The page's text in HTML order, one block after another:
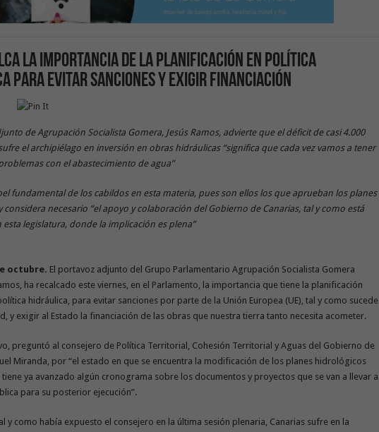
la importancia de la planificación en política
para evitar sanciones y exigir financiación
de Agrupación Socialista Gomera, Jesús Ramos, advierte que el déficit de casi 4.000
el archipiélago en inversión en obras hidráulicas “significa que cada vez vamos a tener
con el abastecimiento de agua”
fundamental de los cabildos en esta materia, pues son ellos los que aprueban los planes
considera necesario “el apoyo y colaboración del Gobierno de Canarias, tal y como está
legislatura, donde la implicación es plena”
octubre. El portavoz adjunto del Grupo Parlamentario Agrupación Socialista Gomera
ha recalcado este viernes, en el Parlamento, la importancia que tiene la planificación
hidráulica, para evitar sanciones por parte de la Unión Europea (UE), tal y como sucede
y exigir al Estado la financiación de las obras que nuestra tierra tanto necesita acometer.
preguntó al consejero de Política Territorial, Cohesión Territorial y Aguas del Gobierno de
Miranda, por “el estado en que se encuentra la modificación de los planes hidrológicos
tiene ya avanzado algún cronograma sobre los documentos y proyectos que se van a llevar a
para su posterior ejecución”.
y como había expuesto el consejero en la última sesión plenaria, Canarias sufre en la